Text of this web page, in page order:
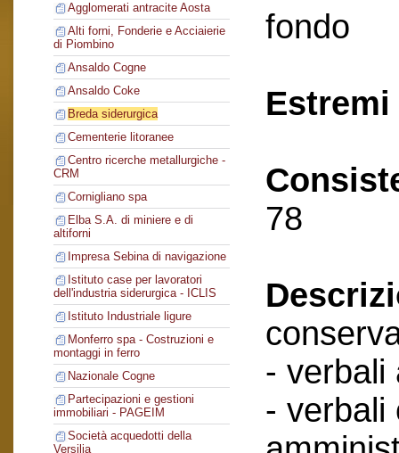
Agglomerati antracite Aosta
Alti forni, Fonderie e Acciaierie
di Piombino
Ansaldo Cogne
Ansaldo Coke
Breda siderurgica
Cementerie litoranee
Centro ricerche metallurgiche -
CRM
Cornigliano spa
Elba S.A. di miniere e di
altiforni
Impresa Sebina di navigazione
Istituto case per lavoratori
dell'industria siderurgica - ICLIS
Istituto Industriale ligure
Monferro spa - Costruzioni e
montaggi in ferro
Nazionale Cogne
Partecipazioni e gestioni
immobiliari - PAGEIM
Società acquedotti della
Versilia
fondo
78
- verbali
- verbali